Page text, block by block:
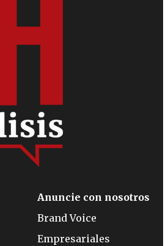
Anuncie con nosotros
Brand Voice
Empresariales